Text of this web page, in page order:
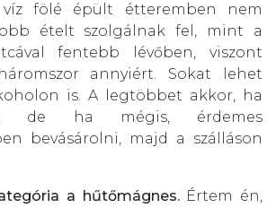
víz fölé épült étteremben nem
ételt szolgálnak fel, mint a
fentebb lévőben, viszont
annyiért. Sokat lehet
is. A legtöbbet akkor, ha
de ha mégis, érdemes
bevásárolni, majd a szálláson
a hűtőmágnes.Értem én,